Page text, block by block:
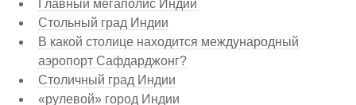
Главный мегаполис Индии
Стольный град Индии
В какой столице находится международный
аэропорт Сафдарджонг?
Столичный град Индии
«рулевой» город Индии